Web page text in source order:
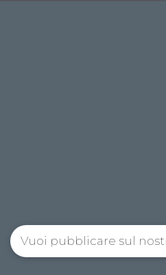
Vuoi pubblicare sul